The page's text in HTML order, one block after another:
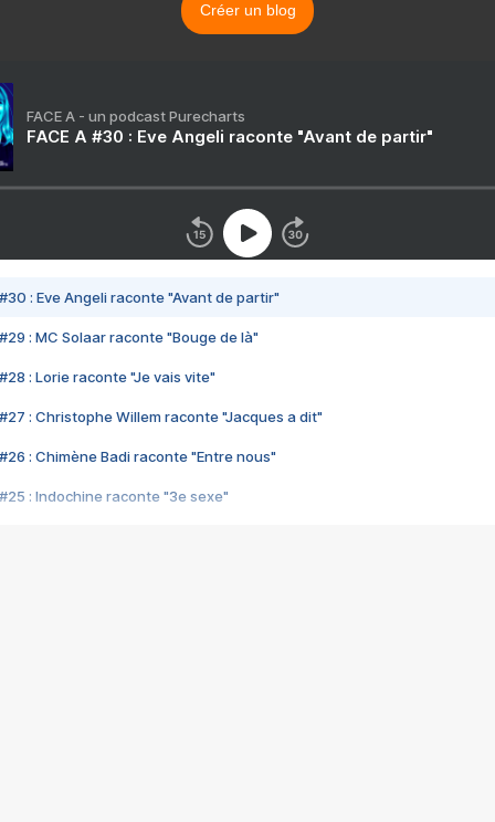
Créer un blog
FACE A - un podcast Purecharts
FACE A #30 : Eve Angeli raconte "Avant de partir"
#30 : Eve Angeli raconte "Avant de partir"
#29 : MC Solaar raconte "Bouge de là"
#28 : Lorie raconte "Je vais vite"
#27 : Christophe Willem raconte "Jacques a dit"
#26 : Chimène Badi raconte "Entre nous"
#25 : Indochine raconte "3e sexe"